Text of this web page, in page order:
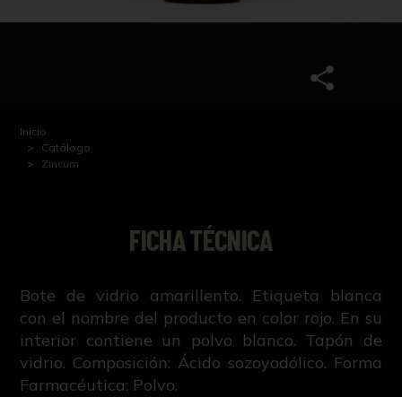
Inicio
Catálogo
Zincum
FICHA TÉCNICA
Bote de vidrio amarillento. Etiqueta blanca
con el nombre del producto en color rojo. En su
interior contiene un polvo blanco. Tapón de
vidrio. Composición: Ácido sozoyodólico. Forma
Farmacéutica: Polvo.